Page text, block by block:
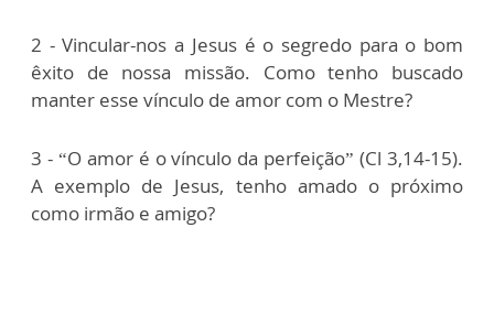
2 - Vincular-nos a Jesus é o segredo para o bom
êxito de nossa missão. Como tenho buscado
manter esse vínculo de amor com o Mestre?
3 - “O amor é o vínculo da perfeição” (Cl 3,14-15).
A exemplo de Jesus, tenho amado o próximo
como irmão e amigo?